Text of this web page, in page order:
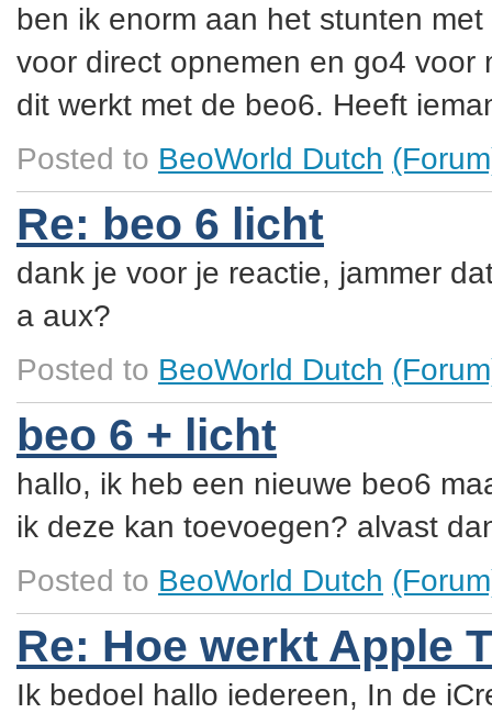
ben ik enorm aan het stunten
voor direct opnemen en go4
dit werkt met de beo6. Heeft
Posted to BeoWorld Dutch
Re: beo 6 licht
dank je voor je reactie, jammer
a aux?
Posted to BeoWorld Dutch
beo 6 + licht
hallo, ik heb een nieuwe beo6
ik deze kan toevoegen? alvast
Posted to BeoWorld Dutch
Re: Hoe werkt Apple
Ik bedoel hallo iedereen, In de